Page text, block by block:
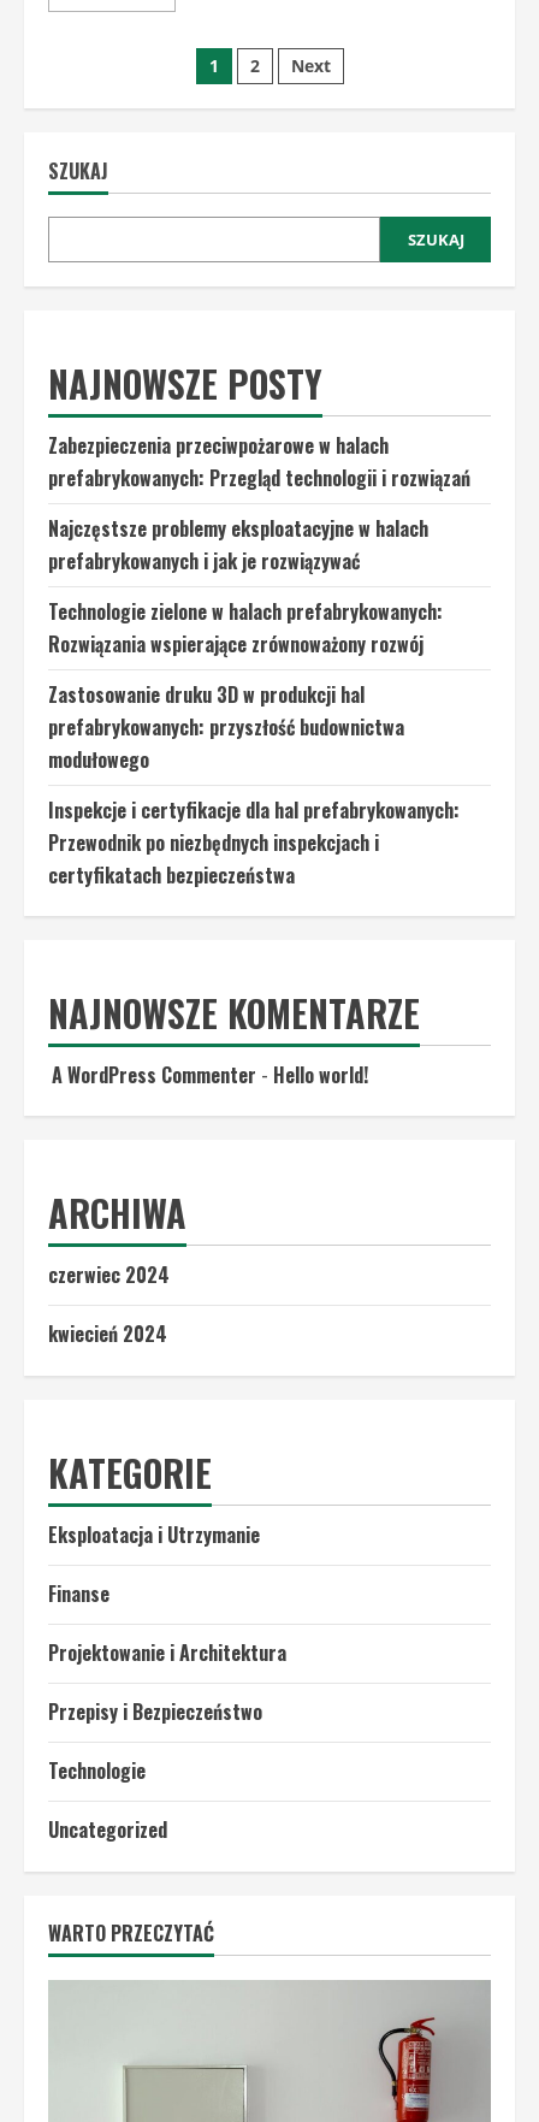
more
kosztów
początkowych
długoterminowych
Nawigacja
po
1 2 Next
SZUKAJ
SZUKAJ
NAJNOWSZE POSTY
Zabezpieczenia przeciwpożarowe w halach
prefabrykowanych: Przegląd technologii i rozwiązań
Najczęstsze problemy eksploatacyjne w halach
prefabrykowanych i jak je rozwiązywać
Technologie zielone w halach prefabrykowanych:
Rozwiązania wspierające zrównoważony rozwój
Zastosowanie druku 3D w produkcji hal
prefabrykowanych: przyszłość budownictwa
modułowego
Inspekcje i certyfikacje dla hal prefabrykowanych:
Przewodnik po niezbędnych inspekcjach i
certyfikatach bezpieczeństwa
NAJNOWSZE KOMENTARZE
A WordPress Commenter - Hello world!
ARCHIWA
czerwiec 2024
kwiecień 2024
KATEGORIE
Eksploatacja i Utrzymanie
Finanse
Projektowanie i Architektura
Przepisy i Bezpieczeństwo
Technologie
Uncategorized
WARTO PRZECZYTAĆ